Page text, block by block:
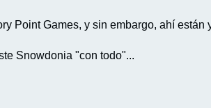
Point Games, y sin embargo, ahí están
Snowdonia "con todo"...